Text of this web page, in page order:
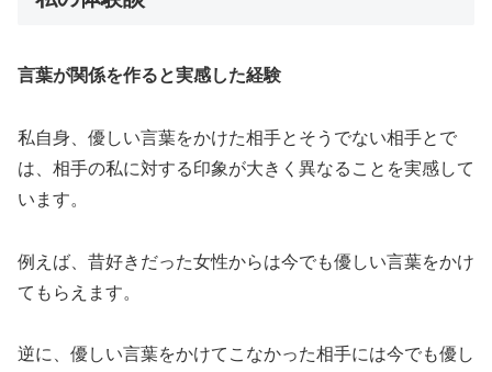
言葉が関係を作ると実感した経験
私自身、優しい言葉をかけた相手とそうでない相手とで
は、相手の私に対する印象が大きく異なることを実感して
います。
例えば、昔好きだった女性からは今でも優しい言葉をかけ
てもらえます。
逆に、優しい言葉をかけてこなかった相手には今でも優し